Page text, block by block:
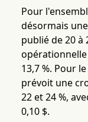
Pour
désormais
publié de 20 à
13,7 %. Pour
prévoit une
22 et 24 %,
0,10 $.